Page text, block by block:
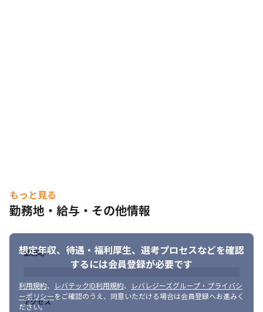
もっと見る
勤務地・給与・その他情報
想定年収、待遇・福利厚生、 選考プロセスなどを確認
するには会員登録が必要です
利用規約、 レバテックID利用規約、
レバレジーズグループ・プライバシ
ーポリシーをご確認のうえ、同意いただける場合は会員登録へお進みく
ださい。
勤務地
アクセス